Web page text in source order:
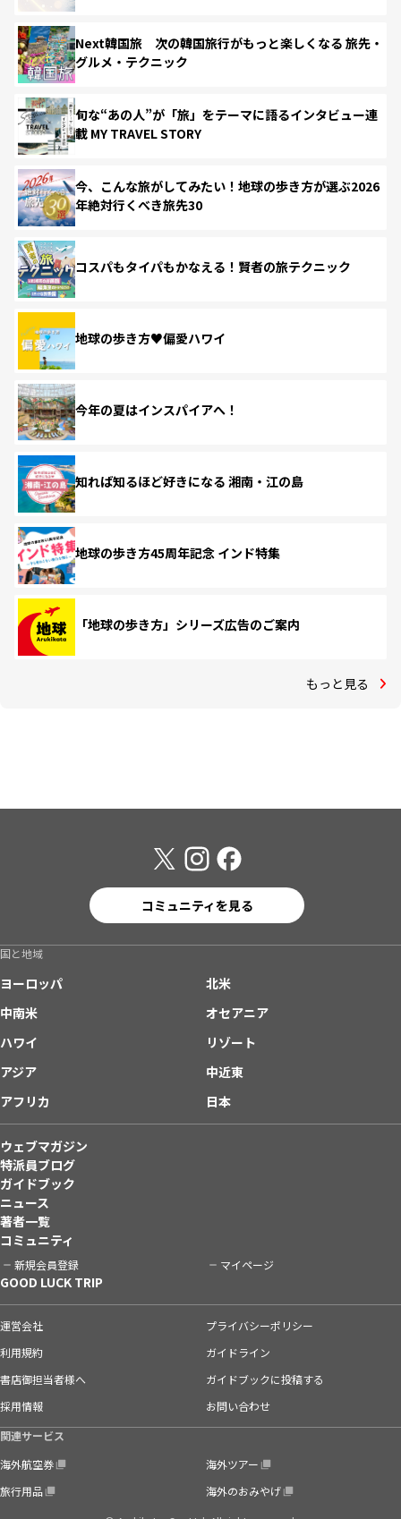
Next韓国旅 次の韓国旅行がもっと楽しくなる 旅先・
グルメ・テクニック
旬な“あの人”が「旅」をテーマに語るインタビュー連
載 MY TRAVEL STORY
今、こんな旅がしてみたい！地球の歩き方が選ぶ2026
年絶対行くべき旅先30
コスパもタイパもかなえる！賢者の旅テクニック
地球の歩き方♥偏愛ハワイ
今年の夏はインスパイアへ！
知れば知るほど好きになる 湘南・江の島
地球の歩き方45周年記念 インド特集
「地球の歩き方」シリーズ広告のご案内
もっと見る
コミュニティを見る
国と地域
ヨーロッパ
北米
中南米
オセアニア
ハワイ
リゾート
アジア
中近東
アフリカ
日本
ウェブマガジン
特派員ブログ
ガイドブック
ニュース
著者一覧
コミュニティ
新規会員登録 マイページ
GOOD LUCK TRIP
運営会社
プライバシーポリシー
利用規約
ガイドライン
書店御担当者様へ
ガイドブックに投稿する
採用情報
お問い合わせ
関連サービス
海外航空券
海外ツアー
旅行用品
海外のおみやげ